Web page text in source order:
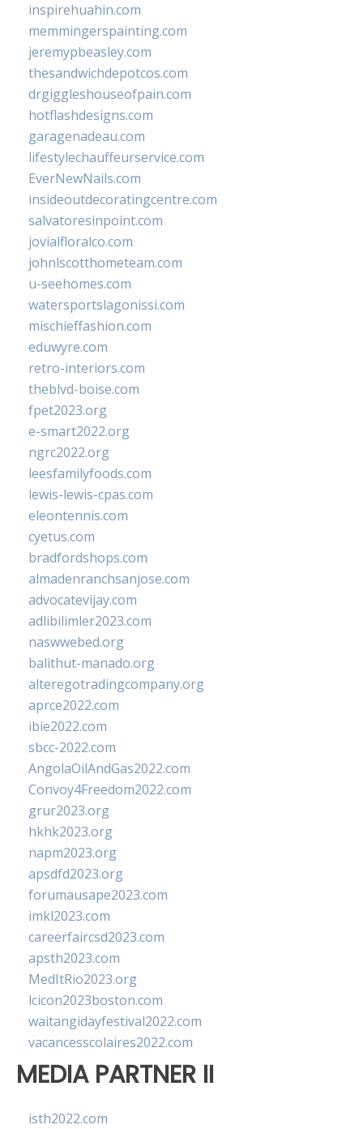
inspirehuahin.com
memmingerspainting.com
jeremypbeasley.com
thesandwichdepotcos.com
drgiggleshouseofpain.com
hotflashdesigns.com
garagenadeau.com
lifestylechauffeurservice.com
EverNewNails.com
insideoutdecoratingcentre.com
salvatoresinpoint.com
jovialfloralco.com
johnlscotthometeam.com
u-seehomes.com
watersportslagonissi.com
mischieffashion.com
eduwyre.com
retro-interiors.com
theblvd-boise.com
fpet2023.org
e-smart2022.org
ngrc2022.org
leesfamilyfoods.com
lewis-lewis-cpas.com
eleontennis.com
cyetus.com
bradfordshops.com
almadenranchsanjose.com
advocatevijay.com
adlibilimler2023.com
naswwebed.org
balithut-manado.org
alteregotradingcompany.org
aprce2022.com
ibie2022.com
sbcc-2022.com
AngolaOilAndGas2022.com
Convoy4Freedom2022.com
grur2023.org
hkhk2023.org
napm2023.org
apsdfd2023.org
forumausape2023.com
imkl2023.com
careerfaircsd2023.com
apsth2023.com
MedItRio2023.org
lcicon2023boston.com
waitangidayfestival2022.com
vacancesscolaires2022.com
MEDIA PARTNER II
isth2022.com